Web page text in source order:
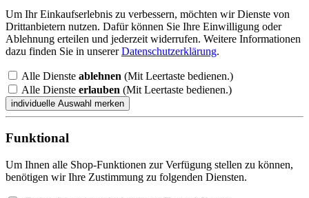
Um Ihr Einkaufserlebnis zu verbessern, möchten wir Dienste von
Drittanbietern nutzen. Dafür können Sie Ihre Einwilligung oder
Ablehnung erteilen und jederzeit widerrufen. Weitere Informationen
dazu finden Sie in unsererDatenschutzerklärung.
Alle Dienste ablehnen (Mit Leertaste bedienen.)
Alle Dienste erlauben (Mit Leertaste bedienen.)
Funktional
Um Ihnen alle Shop-Funktionen zur Verfügung stellen zu können,
benötigen wir Ihre Zustimmung zu folgenden Diensten.